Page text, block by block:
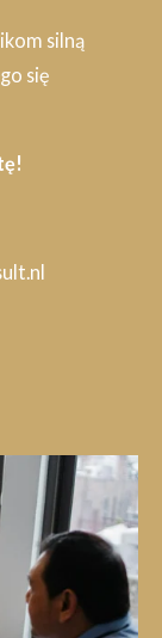
silną
się